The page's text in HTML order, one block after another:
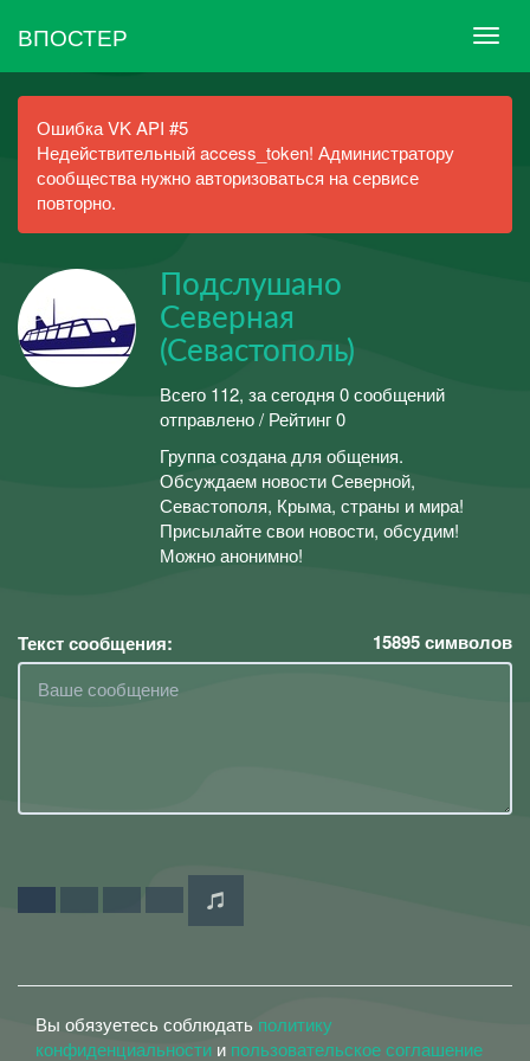
ВПОСТЕР
Ошибка VK API #5
Недействительный access_token! Администратору
сообщества нужно авторизоваться на сервисе
повторно.
Подслушано
Северная
(Севастополь)
Всего 112, за сегодня 0 сообщений
отправлено / Рейтинг 0
Группа создана для общения.
Обсуждаем новости Северной,
Севастополя, Крыма, страны и мира!
Присылайте свои новости, обсудим!
Можно анонимно!
Текст сообщения: 15895символов
Вы обязуетесь соблюдать политику
конфиденциальности и пользовательское соглашение